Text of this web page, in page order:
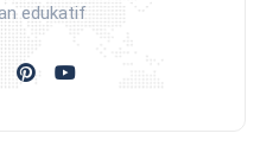
edukatif